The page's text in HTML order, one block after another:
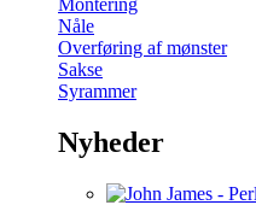
Nåle
Overføring af mønster
Sakse
Syrammer
Nyheder